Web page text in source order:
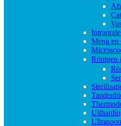
Meng en
Röntgen
Ultrasoon